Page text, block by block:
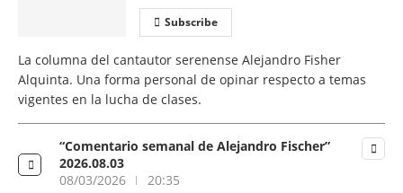
Subscribe
La columna del cantautor serenense Alejandro Fisher
Alquinta. Una forma personal de opinar respecto a temas
vigentes en la lucha de clases.
“Comentario semanal de Alejandro Fischer”
2026.08.03
08/03/2026
20:35